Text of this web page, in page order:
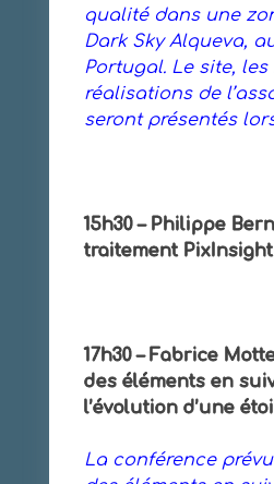
qualité dans une
Dark Sky Alqueva,
Portugal. Le site,
réalisations de
seront présentés
15h30 – Philippe
traitement PixInsight
17h30 – Fabrice
des éléments en
l’évolution d’une
La conférence